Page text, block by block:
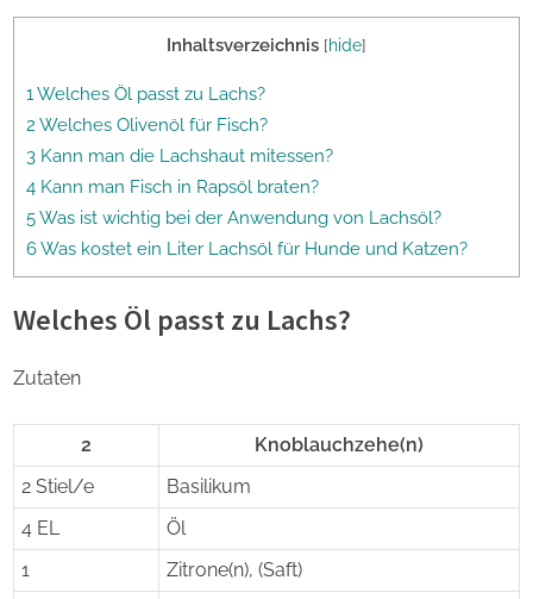
Inhaltsverzeichnis [hide]
1 Welches Öl passt zu Lachs?
2 Welches Olivenöl für Fisch?
3 Kann man die Lachshaut mitessen?
4 Kann man Fisch in Rapsöl braten?
5 Was ist wichtig bei der Anwendung von Lachsöl?
6 Was kostet ein Liter Lachsöl für Hunde und Katzen?
Welches Öl passt zu Lachs?
Zutaten
2
Knoblauchzehe(n)
2 Stiel/e
Basilikum
4 EL
Öl
1
Zitrone(n), (Saft)